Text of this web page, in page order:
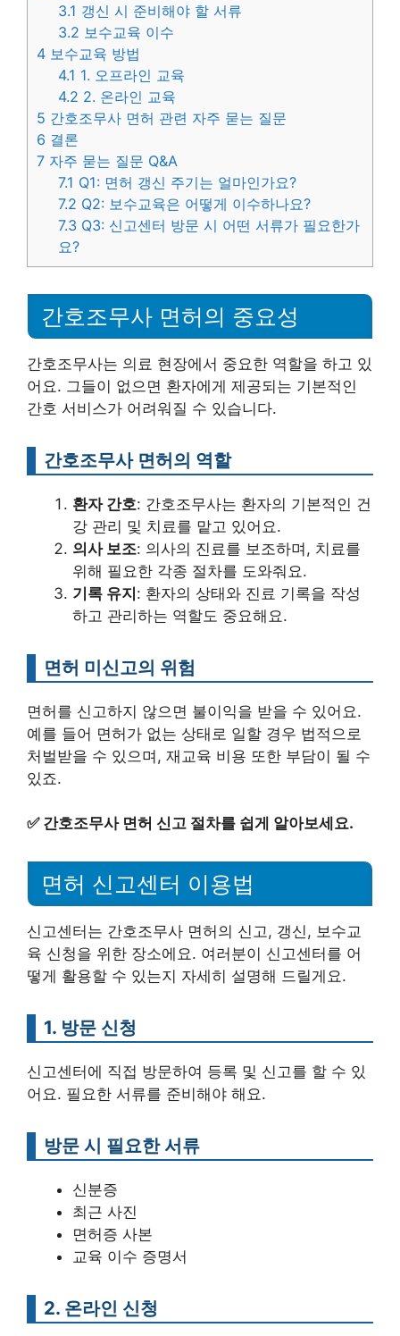
3.1 갱신 시 준비해야 할 서류
3.2 보수교육 이수
4 보수교육 방법
4.1 1. 오프라인 교육
4.2 2. 온라인 교육
5 간호조무사 면허 관련 자주 묻는 질문
6 결론
7 자주 묻는 질문 Q&A
7.1 Q1: 면허 갱신 주기는 얼마인가요?
7.2 Q2: 보수교육은 어떻게 이수하나요?
7.3 Q3: 신고센터 방문 시 어떤 서류가 필요한가
요?
간호조무사 면허의 중요성
간호조무사는 의료 현장에서 중요한 역할을 하고 있
어요. 그들이 없으면 환자에게 제공되는 기본적인
간호 서비스가 어려워질 수 있습니다.
간호조무사 면허의 역할
환자 간호: 간호조무사는 환자의 기본적인 건
강 관리 및 치료를 맡고 있어요.
의사 보조: 의사의 진료를 보조하며, 치료를
위해 필요한 각종 절차를 도와줘요.
기록 유지: 환자의 상태와 진료 기록을 작성
하고 관리하는 역할도 중요해요.
면허 미신고의 위험
면허를 신고하지 않으면 불이익을 받을 수 있어요.
예를 들어 면허가 없는 상태로 일할 경우 법적으로
처벌받을 수 있으며, 재교육 비용 또한 부담이 될 수
있죠.
✅ 간호조무사 면허 신고 절차를 쉽게 알아보세요.
면허 신고센터 이용법
신고센터는 간호조무사 면허의 신고, 갱신, 보수교
육 신청을 위한 장소에요. 여러분이 신고센터를 어
떻게 활용할 수 있는지 자세히 설명해 드릴게요.
1. 방문 신청
신고센터에 직접 방문하여 등록 및 신고를 할 수 있
어요. 필요한 서류를 준비해야 해요.
방문 시 필요한 서류
신분증
최근 사진
면허증 사본
교육 이수 증명서
2. 온라인 신청